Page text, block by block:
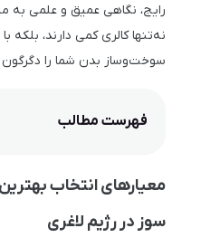
رایج، نگاهی عمیق و علمی به
نه‌تنها کالری کمی دارند،
سوخت‌وساز بدن شما را
فهرست مطالب
معیارهای انتخاب
سوز در رژیم لاغری